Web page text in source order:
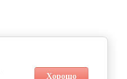
Хорошо